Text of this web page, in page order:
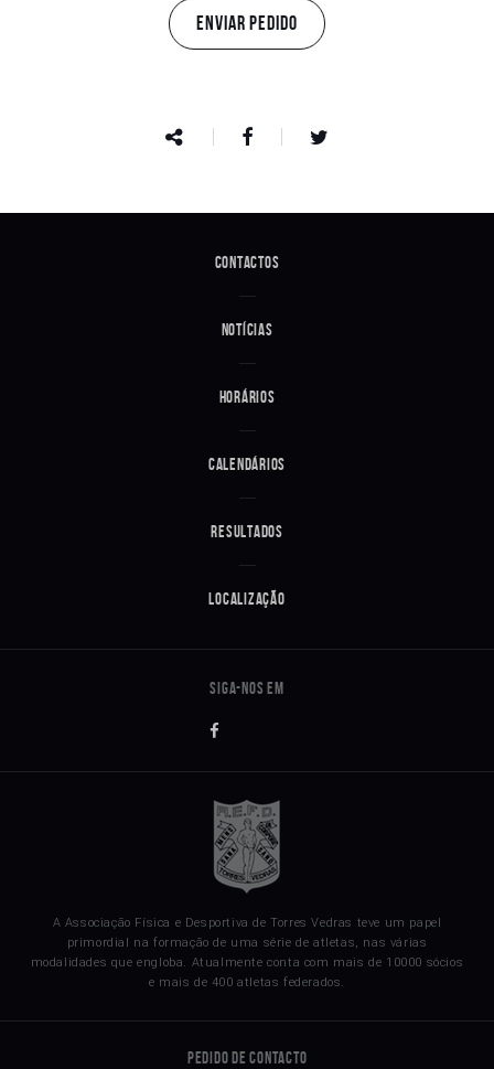
ENVIAR PEDIDO
Contactos
Notícias
Horários
Calendários
Resultados
Localização
A Associação Física e Desportiva de Torres Vedras teve um papel
primordial na formação de uma série de atletas, nas várias
modalidades que engloba. Atualmente conta com mais de 10000 sócios
e mais de 400 atletas federados.
Pedido de Contacto